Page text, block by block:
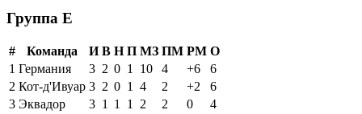
Группа E
# Команда И В Н П МЗ ПМ РМ О
1 Германия 3 2 0 1 10 4 +6
6
2 Кот-д'Ивуар 3 2 0 1 4 2 +2
6
3 Эквадор 3 1 1 1 2 2 0
4